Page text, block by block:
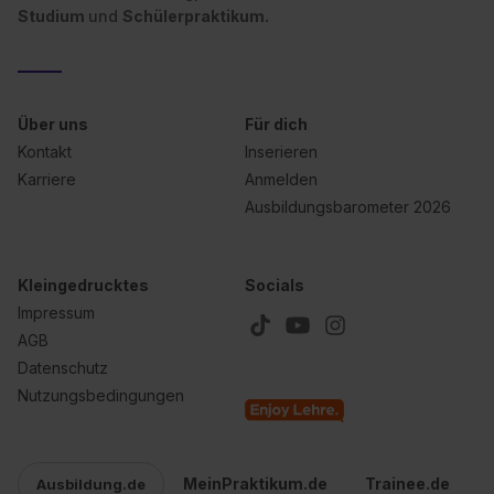
Datenschutzerklärung unter dem Punkt „Datenschutz-
einzelnen Cookies findest du durch Klick auf „Details
Impressum
Studium und Schülerpraktikum.
Über uns
Kontakt
Karriere
Für dich
Inserieren
Anmelden
Ausbildungsbarometer 2026
Kleingedrucktes
Impressum
AGB
Datenschutz
Nutzungsbedingungen
Socials
Ausbildung.de MeinPraktikum.de Trainee.de